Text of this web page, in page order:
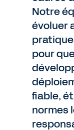
Notre
évoluer
pour
fiable,
normes